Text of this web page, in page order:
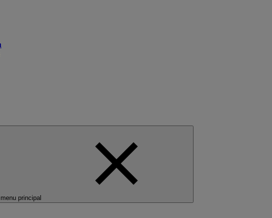
principal